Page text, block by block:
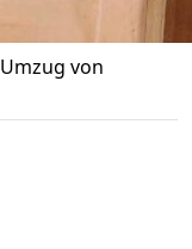
Umzug von